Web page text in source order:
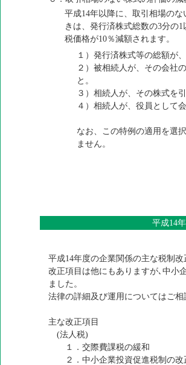
平成14年以降に、取引相場の
きは、発行済株式総数の3分の
税価格が10％減額されます。
１）発行済株式等の総額が
２）被相続人が、その会社
と。
３）相続人が、その株式を
４）相続人が、役員として
なお、この特例の適用を選
ません。
平成14
平成14年度の企業関係の主な税制
改正項目は他にもありますが､中小
ました。
法律の詳細及び運用についてはご相
主な改正項目
(法人税)
１．交際費課税の緩和
２．中小企業投資促進税制の改